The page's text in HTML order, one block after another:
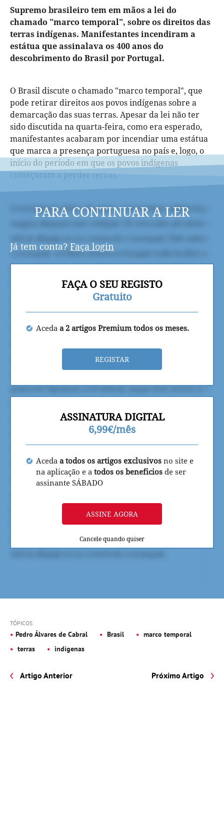
Supremo brasileiro tem em mãos a lei do
chamado "marco temporal", sobre os direitos das
terras indígenas. Manifestantes incendiram a
estátua que assinalava os 400 anos do
descobrimento do Brasil por Portugal.
O Brasil discute o chamado "marco temporal", que
pode retirar direitos aos povos indígenas sobre a
demarcação das suas terras. Apesar da lei não ter
sido discutida na quarta-feira, como era esperado,
manifestantes acabaram por incendiar uma estátua
que marca a presença portuguesa no país e, logo, o
início do período em que os povos indígenas
começaram a perder terras.
PARA CONTINUAR A LER
Já tem conta? Faça login
FAÇA O SEU REGISTO
Gratuito
Aceda a 2 artigos Premium todos os meses.
REGISTAR
ASSINATURA DIGITAL
6,99€/mês
Aceda a todos os artigos exclusivos no site e
na aplicação e a todos os beneficios de ser
assinante SÁBADO
ASSINE AGORA
Cancele quando quiser
TÓPICOS
Pedro Álvares de Cabral Brasil
marco temporal
terras
indígenas
Artigo Anterior Próximo Artigo